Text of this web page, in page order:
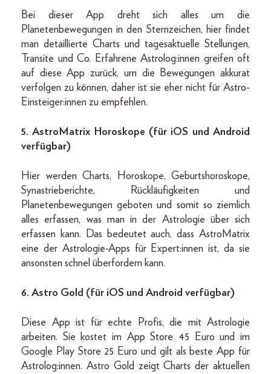
Bei dieser App dreht sich alles um die
Planetenbewegungen in den Sternzeichen, hier findet
man detaillierte Charts und tagesaktuelle Stellungen,
Transite und Co. Erfahrene Astrolog:innen greifen oft
auf diese App zurück, um die Bewegungen akkurat
verfolgen zu können, daher ist sie eher nicht für Astro-
Einsteiger:innen zu empfehlen.
5. AstroMatrix Horoskope (für iOS und Android
verfügbar)
Hier werden Charts, Horoskope, Geburtshoroskope,
Synastrieberichte, Rückläufigkeiten und
Planetenbewegungen geboten und somit so ziemlich
alles erfassen, was man in der Astrologie über sich
erfassen kann. Das bedeutet auch, dass AstroMatrix
eine der Astrologie-Apps für Expert:innen ist, da sie
ansonsten schnel überfordern kann.
6. Astro Gold (für iOS und Android verfügbar)
Diese App ist für echte Profis, die mit Astrologie
arbeiten. Sie kostet im App Store 45 Euro und im
Google Play Store 25 Euro und gilt als beste App für
Astrolog:innen. Astro Gold zeigt Charts der aktuellen